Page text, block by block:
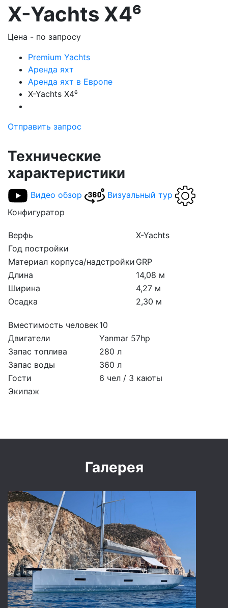
X-Yachts X4⁶
Цена - по запросу
Premium Yachts
Аренда яхт
Аренда яхт в Европе
X-Yachts X4⁶
Отправить запрос
Технические
характеристики
Видео обзор
Визуальный тур
Конфигуратор
Верфь
X-Yachts
Год постройки
Материал корпуса/надстройки GRP
Длина
14,08 м
Ширина
4,27 м
Осадка
2,30 м
Вместимость человек 10
Двигатели
Yanmar 57hp
Запас топлива
280 л
Запас воды
360 л
Гости
6 чел / 3 каюты
Экипаж
Галерея